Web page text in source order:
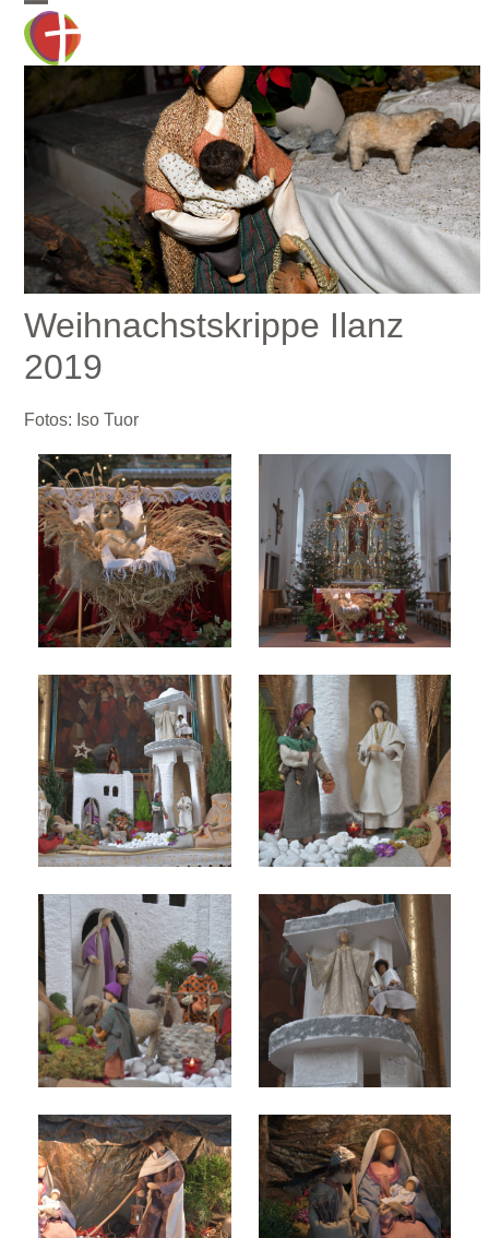
Skip
content
Open
mobile
menu
Close
mobile
menu
Weihnachstskrippe Ilanz
2019
Fotos: Iso Tuor